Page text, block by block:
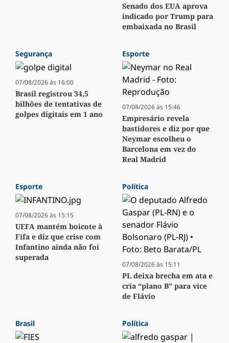
Senado dos EUA aprova
indicado por Trump para
embaixada no Brasil
Segurança
07/08/2026 às 16:00
Brasil registrou 34,5
bilhões de tentativas de
golpes digitais em 1 ano
Esporte
07/08/2026 às 15:46
Empresário revela
bastidores e diz por que
Neymar escolheu o
Barcelona em vez do
Real Madrid
Esporte
07/08/2026 às 15:15
UEFA mantém boicote à
Fifa e diz que crise com
Infantino ainda não foi
superada
Política
07/08/2026 às 15:11
PL deixa brecha em ata e
cria “plano B” para vice
de Flávio
Brasil Política